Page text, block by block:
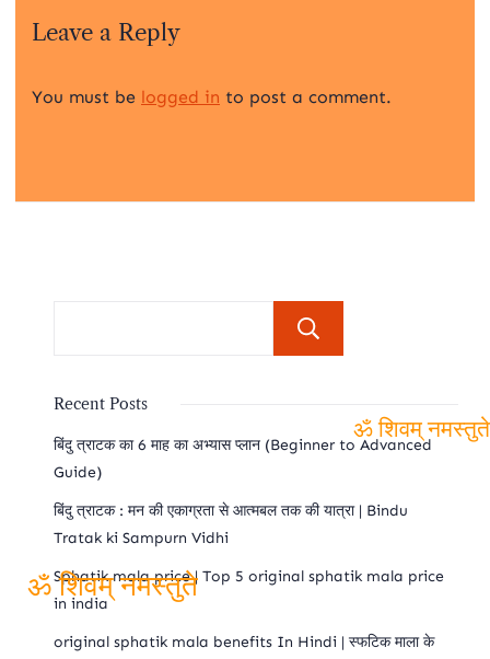
Leave a Reply
You must be logged in to post a comment.
Recent Posts
बिंदु त्राटक का 6 माह का अभ्यास प्लान (Beginner to Advanced
Guide)
बिंदु त्राटक : मन की एकाग्रता से आत्मबल तक की यात्रा | Bindu
Tratak ki Sampurn Vidhi
Sphatik mala price | Top 5 original sphatik mala price
in india
original sphatik mala benefits In Hindi | स्फटिक माला के
ॐ शिवम्
ॐ शिवम् नमस्तुते